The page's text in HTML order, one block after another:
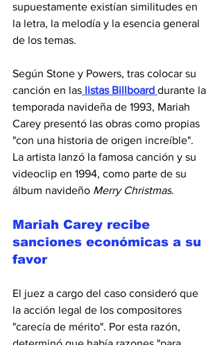
supuestamente existían similitudes en
la letra, la melodía y la esencia general
de los temas.
Según Stone y Powers, tras colocar su
canción en las listas Billboard durante la
temporada navideña de 1993, Mariah
Carey presentó las obras como propias
"con una historia de origen increíble".
La artista lanzó la famosa canción y su
videoclip en 1994, como parte de su
álbum navideño Merry Christmas.
Mariah Carey recibe
sanciones económicas a su
favor
El juez a cargo del caso consideró que
la acción legal de los compositores
"carecía de mérito". Por esta razón,